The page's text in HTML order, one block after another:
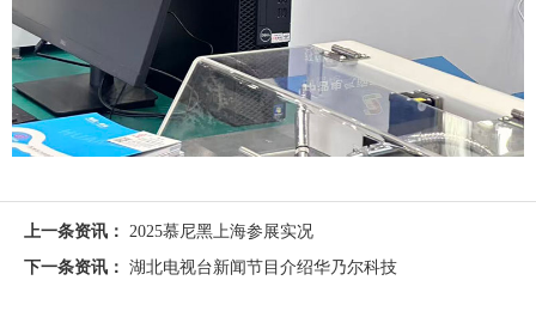
上一条资讯： 2025慕尼黑上海参展实况
下一条资讯： 湖北电视台新闻节目介绍华乃尔科技